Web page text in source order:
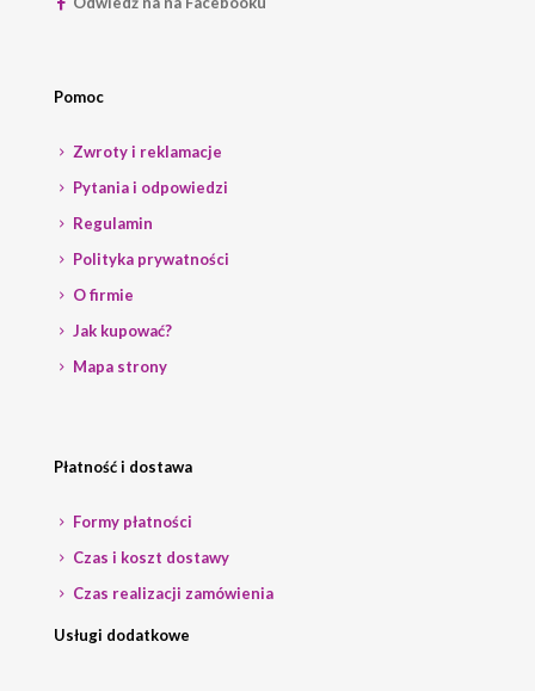
Pomoc
Zwroty i reklamacje
Pytania i odpowiedzi
Regulamin
Polityka prywatności
O firmie
Jak kupować?
Mapa strony
Płatność i dostawa
Formy płatności
Czas i koszt dostawy
Czas realizacji zamówienia
Usługi dodatkowe